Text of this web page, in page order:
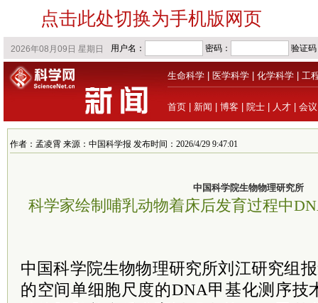
点击此处切换为手机版网页
生命科学 医学科学 化学科学 工
首页 新闻 博客 院士 人才 会议
作者：孟凌霄 来源：中国科学报 发布时间：2026/4/29 9:47:01
中国科学院生物物理研究所
科学家绘制哺乳动物着床后发育过程中
中国科学院生物物理研究所刘江研究组
的空间单细胞尺度的DNA甲基化测序技